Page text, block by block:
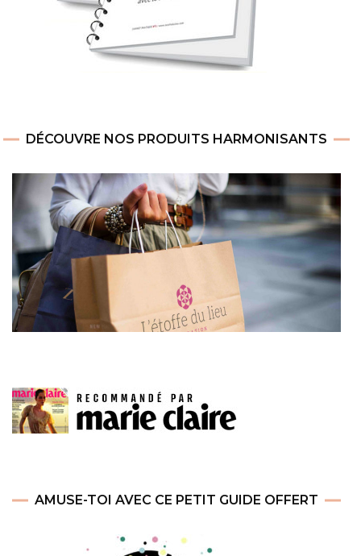
DÉCOUVRE NOS PRODUITS HARMONISANTS
AMUSE-TOI AVEC CE PETIT GUIDE OFFERT